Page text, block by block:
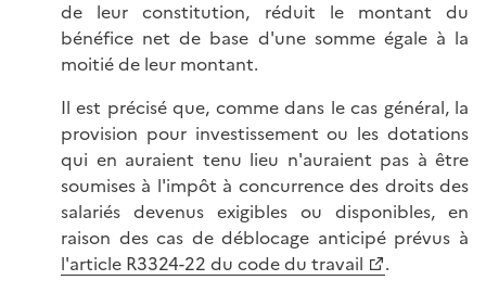
de leur constitution, réduit le montant du
bénéfice net de base d'une somme égale à la
moitié de leur montant.
Il est précisé que, comme dans le cas général, la
provision pour investissement ou les dotations
qui en auraient tenu lieu n'auraient pas à être
soumises à l'impôt à concurrence des droits des
salariés devenus exigibles ou disponibles, en
raison des cas de déblocage anticipé prévus à
l'article R3324-22 du code du travail
.